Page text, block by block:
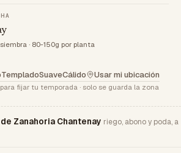
· 80-150g por planta
TempladoSuaveCálido Usar mi ubicación
fijar tu temporada · solo se guarda la zona
Zanahoria Chantenay riego, abono y poda, a